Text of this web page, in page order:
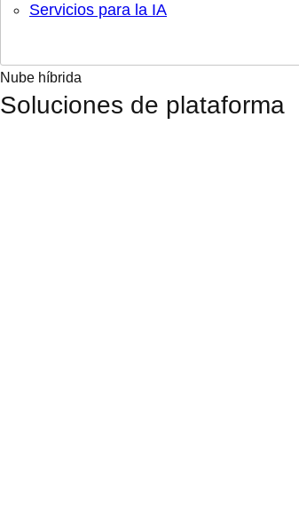
Servicios para la IA
Nube híbrida
Soluciones de plataforma